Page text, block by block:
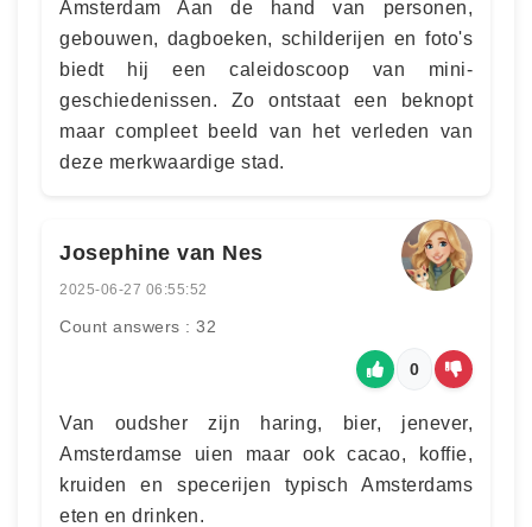
Amsterdam Aan de hand van personen,
gebouwen, dagboeken, schilderijen en foto's
biedt hij een caleidoscoop van mini-
geschiedenissen. Zo ontstaat een beknopt
maar compleet beeld van het verleden van
deze merkwaardige stad.
Josephine van Nes
2025-06-27 06:55:52
Count answers : 32
0
Van oudsher zijn haring, bier, jenever,
Amsterdamse uien maar ook cacao, koffie,
kruiden en specerijen typisch Amsterdams
eten en drinken.